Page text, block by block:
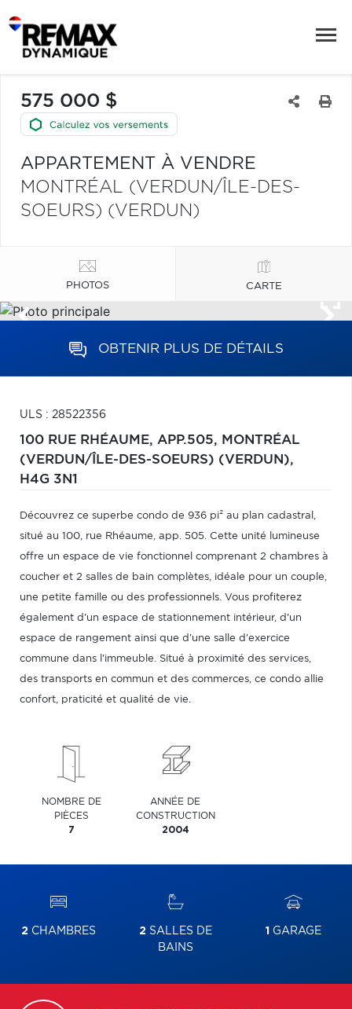
575 000 $
APPARTEMENT À VENDRE
MONTRÉAL (VERDUN/ÎLE-DES-
SOEURS) (VERDUN)
PHOTOS CARTE
OBTENIR PLUS DE DÉTAILS
ULS : 28522356
100 RUE RHÉAUME, APP.505, MONTRÉAL
(VERDUN/ÎLE-DES-SOEURS) (VERDUN),
H4G 3N1
Découvrez ce superbe condo de 936 pi² au plan cadastral,
situé au 100, rue Rhéaume, app. 505. Cette unité lumineuse
offre un espace de vie fonctionnel comprenant 2 chambres à
coucher et 2 salles de bain complètes, idéale pour un couple,
une petite famille ou des professionnels. Vous profiterez
également d'un espace de stationnement intérieur, d'un
espace de rangement ainsi que d'une salle d'exercice
commune dans l'immeuble. Situé à proximité des services,
des transports en commun et des commerces, ce condo allie
confort, praticité et qualité de vie.
NOMBRE DE
PIÈCES
7
ANNÉE DE
CONSTRUCTION
2004
2 CHAMBRES 2 SALLES DE
BAINS
1 GARAGE